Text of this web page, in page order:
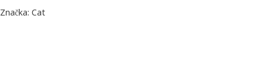
Značka: Cat